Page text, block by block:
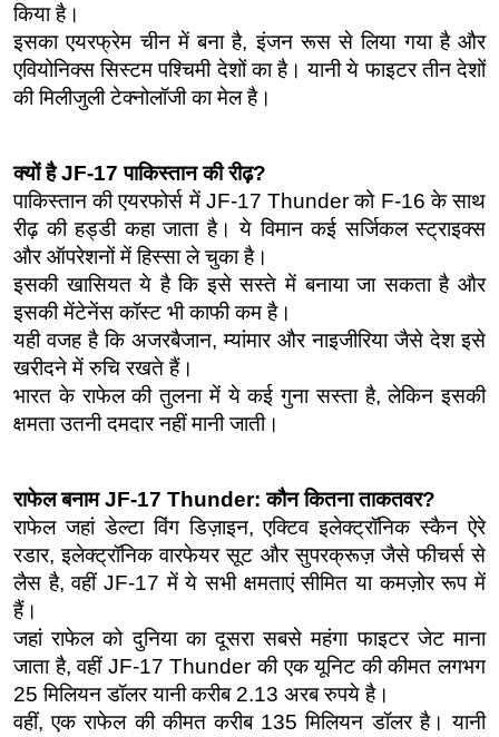
किया है।
इसका एयरफ्रेम चीन में बना है, इंजन रूस से लिया गया है और
एवियोनिक्स सिस्टम पश्चिमी देशों का है। यानी ये फाइटर तीन देशों
की मिलीजुली टेक्नोलॉजी का मेल है।
क्यों है JF-17 पाकिस्तान की रीढ़?
पाकिस्तान की एयरफोर्स में JF-17 Thunder को F-16 के साथ
रीढ़ की हड्डी कहा जाता है। ये विमान कई सर्जिकल स्ट्राइक्स
और ऑपरेशनों में हिस्सा ले चुका है।
इसकी खासियत ये है कि इसे सस्ते में बनाया जा सकता है और
इसकी मेंटेनेंस कॉस्ट भी काफी कम है।
यही वजह है कि अजरबैजान, म्यांमार और नाइजीरिया जैसे देश इसे
खरीदने में रुचि रखते हैं।
भारत के राफेल की तुलना में ये कई गुना सस्ता है, लेकिन इसकी
क्षमता उतनी दमदार नहीं मानी जाती।
राफेल बनाम JF-17 Thunder: कौन कितना ताकतवर?
राफेल जहां डेल्टा विंग डिज़ाइन, एक्टिव इलेक्ट्रॉनिक स्कैन ऐरे
रडार, इलेक्ट्रॉनिक वारफेयर सूट और सुपरक्रूज़ जैसे फीचर्स से
लैस है, वहीं JF-17 में ये सभी क्षमताएं सीमित या कमज़ोर रूप में
हैं।
जहां राफेल को दुनिया का दूसरा सबसे महंगा फाइटर जेट माना
जाता है, वहीं JF-17 Thunder की एक यूनिट की कीमत लगभग
25 मिलियन डॉलर यानी करीब 2.13 अरब रुपये है।
वहीं, एक राफेल की कीमत करीब 135 मिलियन डॉलर है। यानी